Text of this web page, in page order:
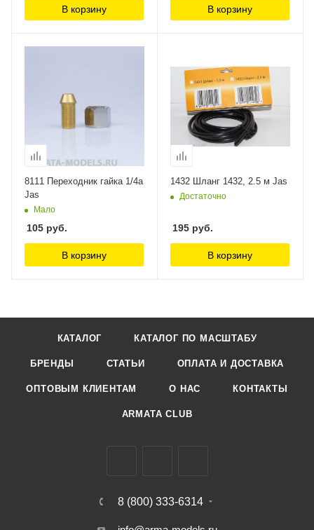
В корзину В корзину
8111 Переходник гайка 1/4a
Jas
Мало
105 руб.
В корзину
1432 Шланг 1432, 2.5 м Jas
Достаточно
195 руб.
В корзину
КАТАЛОГ КАТАЛОГ ПО МАСШТАБУ
БРЕНДЫ СТАТЬИ ОПЛАТА И ДОСТАВКА
ОПТОВЫМ КЛИЕНТАМ О НАС КОНТАКТЫ
ARMATA CLUB
8 (800) 333-6314